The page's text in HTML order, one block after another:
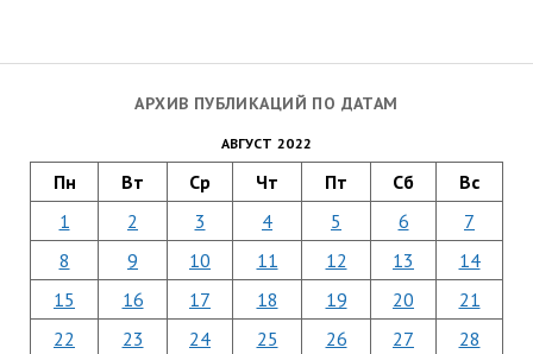
АРХИВ ПУБЛИКАЦИЙ ПО ДАТАМ
АВГУСТ 2022
Пн Вт Ср Чт Пт Сб Вс
1 2 3 4 5 6
7
8
9 10 11 12 13
14
15
16 17 18 19 20
21
22
23 24 25 26 27
28